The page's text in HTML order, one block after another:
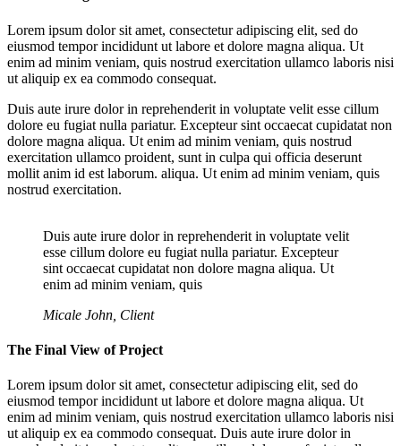
Lorem ipsum dolor sit amet, consectetur adipiscing elit, sed do
eiusmod tempor incididunt ut labore et dolore magna aliqua. Ut
enim ad minim veniam, quis nostrud exercitation ullamco laboris nisi
ut aliquip ex ea commodo consequat.
Duis aute irure dolor in reprehenderit in voluptate velit esse cillum
dolore eu fugiat nulla pariatur. Excepteur sint occaecat cupidatat non
dolore magna aliqua. Ut enim ad minim veniam, quis nostrud
exercitation ullamco proident, sunt in culpa qui officia deserunt
mollit anim id est laborum. aliqua. Ut enim ad minim veniam, quis
nostrud exercitation.
Duis aute irure dolor in reprehenderit in voluptate velit
esse cillum dolore eu fugiat nulla pariatur. Excepteur
sint occaecat cupidatat non dolore magna aliqua. Ut
enim ad minim veniam, quis
Micale John, Client
The Final View of Project
Lorem ipsum dolor sit amet, consectetur adipiscing elit, sed do
eiusmod tempor incididunt ut labore et dolore magna aliqua. Ut
enim ad minim veniam, quis nostrud exercitation ullamco laboris nisi
ut aliquip ex ea commodo consequat. Duis aute irure dolor in